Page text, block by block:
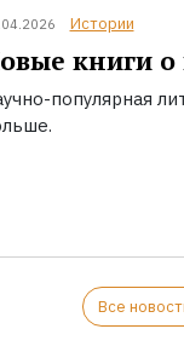
Истории
книги о
популярная
Все